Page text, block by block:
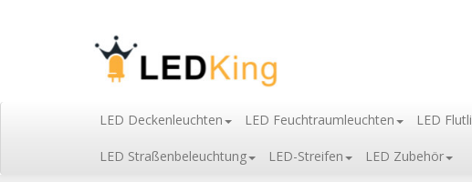
LED Deckenleuchten LED Feuchtraumleuchten LED
LED Straßenbeleuchtung LED-Streifen LED Zubehör